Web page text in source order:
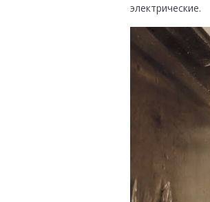
электрические.